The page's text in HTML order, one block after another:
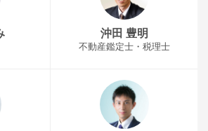
沖田 豊明
不動産鑑定士・税理士